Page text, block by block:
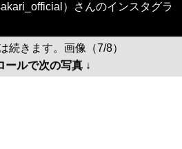
）さんのインスタグラ
続きます。画像（7/8）
ールで次の写真 ↓